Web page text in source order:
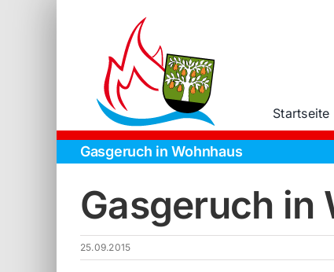
Startseite
Gasgeruch in Wohnhaus
Gasgeruch in
25.09.2015